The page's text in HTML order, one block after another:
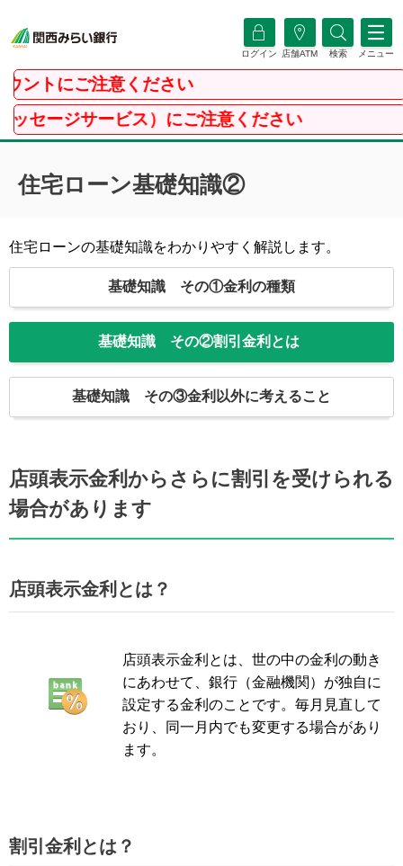
ログイン 店舗ATM 検索 メニュー
トにご注意ください
ジサービス）にご注意ください
住宅ローン基礎知識②
住宅ローンの基礎知識をわかりやすく解説します。
基礎知識 その①金利の種類
基礎知識 その②割引金利とは
基礎知識 その③金利以外に考えること
店頭表示金利からさらに割引を受けられる
場合があります
店頭表示金利とは？
店頭表示金利とは、世の中の金利の動き
にあわせて、銀行（金融機関）が独自に
設定する金利のことです。毎月見直して
おり、同一月内でも変更する場合があり
ます。
割引金利とは？